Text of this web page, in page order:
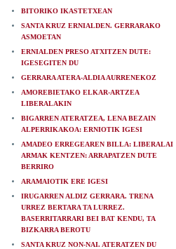
BITORIKO IKASTETXEAN
SANTA KRUZ ERNIALDEN. GERRARAKO
ASMOETAN
ERNIALDEN PRESO ATXITZEN DUTE:
IGESEGITEN DU
GERRARA ATERA-ALDIA AURRENEKOZ
AMOREBIETAKO ELKAR-ARTZEA
LIBERALAKIN
BIGARREN ATERATZEA, LENA BEZAIN
ALPERRIKAKOA: ERNIOTIK IGESI
AMADEO ERREGEAREN BILLA: LIBERALAI
ARMAK KENTZEN: ARRAPATZEN DUTE
BERRIRO
ARAMAIOTIK ERE IGESI
IRUGARREN ALDIZ GERRARA. TRENA
URREZ BERTARA TA LURREZ.
BASERRITARRARI BEI BAT KENDU, TA
BIZKARRA BEROTU
SANTA KRUZ NON-NAI. ATERATZEN DU